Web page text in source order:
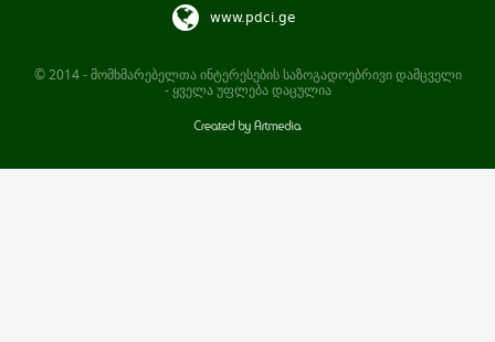
www.pdci.ge
© 2014 - მომხმარებელთა ინტერესების საზოგადოებრივი დამცველი
- ყველა უფლება დაცულია